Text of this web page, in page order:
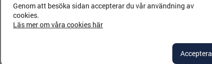
Genom att besöka sidan accepterar du vår användning av
cookies.
Läs mer om våra cookies här
Acceptera